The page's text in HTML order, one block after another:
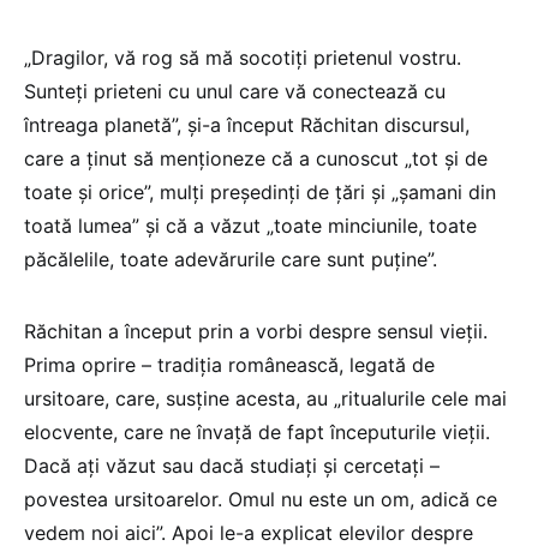
„Dragilor, vă rog să mă socotiți prietenul vostru.
Sunteți prieteni cu unul care vă conectează cu
întreaga planetă”, și-a început Răchitan discursul,
care a ținut să menționeze că a cunoscut „tot și de
toate și orice”, mulți președinți de țări și „șamani din
toată lumea” și că a văzut „toate minciunile, toate
păcălelile, toate adevărurile care sunt puține”.
Răchitan a început prin a vorbi despre sensul vieții.
Prima oprire – tradiția românească, legată de
ursitoare, care, susține acesta, au „ritualurile cele mai
elocvente, care ne învață de fapt începuturile vieții.
Dacă ați văzut sau dacă studiați și cercetați –
povestea ursitoarelor. Omul nu este un om, adică ce
vedem noi aici”. Apoi le-a explicat elevilor despre